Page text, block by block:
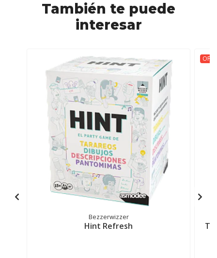
También te puede
interesar
Bezzerwizzer
Hint Refresh